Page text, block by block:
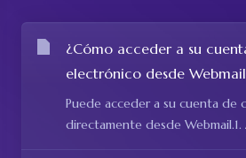
¿Cómo acceder a su
electrónico desde
Puede acceder a su cuenta de
directamente desde Webmail.1.